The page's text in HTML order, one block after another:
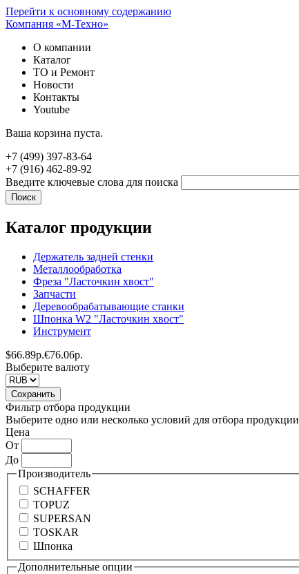
Перейти к основному содержанию
Компания «М-Техно»
О компании
Каталог
ТО и Ремонт
Новости
Контакты
Youtube
Ваша корзина пуста.
+7 (499) 397-83-64
+7 (916) 462-89-92
Введите ключевые слова для поиска
Каталог продукции
Держатель задней стенки
Металлообработка
Фреза "Ласточкин хвост"
Запчасти
Деревообрабатывающие станки
Шпонка W2 "Ласточкин хвост"
Инструмент
$66.89р.€76.06р.
Выберите валюту
Фильтр отбора продукции
Выберите одно или несколько условий для отбора продукции
Цена
От
До
Производитель
SCHAFFER
TOPUZ
SUPERSAN
TOSKAR
Шпонка
Дополнительные опции